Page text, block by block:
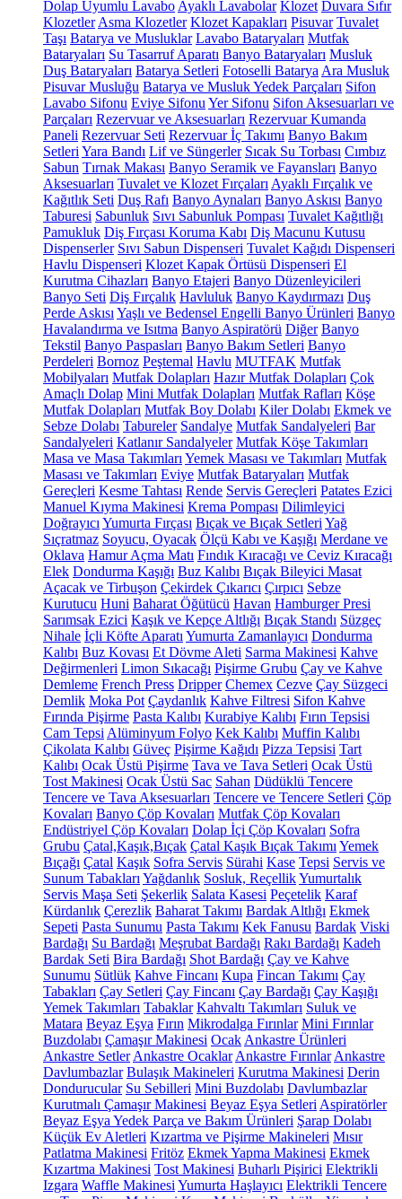
Dolap Uyumlu Lavabo Ayaklı Lavabolar Klozet Duvara Sıfır
Klozetler Asma Klozetler Klozet Kapakları Pisuvar Tuvalet
Taşı Batarya ve Musluklar Lavabo Bataryaları Mutfak
Bataryaları Su Tasarruf Aparatı Banyo Bataryaları Musluk
Duş Bataryaları Batarya Setleri Fotoselli Batarya Ara Musluk
Pisuvar Musluğu Batarya ve Musluk Yedek Parçaları Sifon
Lavabo Sifonu Eviye Sifonu Yer Sifonu Sifon Aksesuarları ve
Parçaları Rezervuar ve Aksesuarları Rezervuar Kumanda
Paneli Rezervuar Seti Rezervuar İç Takımı Banyo Bakım
Setleri Yara Bandı Lif ve Süngerler Sıcak Su Torbası Cımbız
Sabun Tırnak Makası Banyo Seramik ve Fayansları Banyo
Aksesuarları Tuvalet ve Klozet Fırçaları Ayaklı Fırçalık ve
Kağıtlık Seti Duş Rafı Banyo Aynaları Banyo Askısı Banyo
Taburesi Sabunluk Sıvı Sabunluk Pompası Tuvalet Kağıtlığı
Pamukluk Diş Fırçası Koruma Kabı Diş Macunu Kutusu
Dispenserler Sıvı Sabun Dispenseri Tuvalet Kağıdı Dispenseri
Havlu Dispenseri Klozet Kapak Örtüsü Dispenseri El
Kurutma Cihazları Banyo Etajeri Banyo Düzenleyicileri
Banyo Seti Diş Fırçalık Havluluk Banyo Kaydırmazı Duş
Perde Askısı Yaşlı ve Bedensel Engelli Banyo Ürünleri Banyo
Havalandırma ve Isıtma Banyo Aspiratörü Diğer Banyo
Tekstil Banyo Paspasları Banyo Bakım Setleri Banyo
Perdeleri Bornoz Peştemal Havlu MUTFAK Mutfak
Mobilyaları Mutfak Dolapları Hazır Mutfak Dolapları Çok
Amaçlı Dolap Mini Mutfak Dolapları Mutfak Rafları Köşe
Mutfak Dolapları Mutfak Boy Dolabı Kiler Dolabı Ekmek ve
Sebze Dolabı Tabureler Sandalye Mutfak Sandalyeleri Bar
Sandalyeleri Katlanır Sandalyeler Mutfak Köşe Takımları
Masa ve Masa Takımları Yemek Masası ve Takımları Mutfak
Masası ve Takımları Eviye Mutfak Bataryaları Mutfak
Gereçleri Kesme Tahtası Rende Servis Gereçleri Patates Ezici
Manuel Kıyma Makinesi Krema Pompası Dilimleyici
Doğrayıcı Yumurta Fırçası Bıçak ve Bıçak Setleri Yağ
Sıçratmaz Soyucu, Oyacak Ölçü Kabı ve Kaşığı Merdane ve
Oklava Hamur Açma Matı Fındık Kıracağı ve Ceviz Kıracağı
Elek Dondurma Kaşığı Buz Kalıbı Bıçak Bileyici Masat
Açacak ve Tirbuşon Çekirdek Çıkarıcı Çırpıcı Sebze
Kurutucu Huni Baharat Öğütücü Havan Hamburger Presi
Sarımsak Ezici Kaşık ve Kepçe Altlığı Bıçak Standı Süzgeç
Nihale İçli Köfte Aparatı Yumurta Zamanlayıcı Dondurma
Kalıbı Buz Kovası Et Dövme Aleti Sarma Makinesi Kahve
Değirmenleri Limon Sıkacağı Pişirme Grubu Çay ve Kahve
Demleme French Press Dripper Chemex Cezve Çay Süzgeci
Demlik Moka Pot Çaydanlık Kahve Filtresi Sifon Kahve
Fırında Pişirme Pasta Kalıbı Kurabiye Kalıbı Fırın Tepsisi
Cam Tepsi Alüminyum Folyo Kek Kalıbı Muffin Kalıbı
Çikolata Kalıbı Güveç Pişirme Kağıdı Pizza Tepsisi Tart
Kalıbı Ocak Üstü Pişirme Tava ve Tava Setleri Ocak Üstü
Tost Makinesi Ocak Üstü Sac Sahan Düdüklü Tencere
Tencere ve Tava Aksesuarları Tencere ve Tencere Setleri Çöp
Kovaları Banyo Çöp Kovaları Mutfak Çöp Kovaları
Endüstriyel Çöp Kovaları Dolap İçi Çöp Kovaları Sofra
Grubu Çatal,Kaşık,Bıçak Çatal Kaşık Bıçak Takımı Yemek
Bıçağı Çatal Kaşık Sofra Servis Sürahi Kase Tepsi Servis ve
Sunum Tabakları Yağdanlık Sosluk, ReçellikYumurtalık
Servis Maşa Seti Şekerlik Salata Kasesi Peçetelik Karaf
Kürdanlık Çerezlik Baharat Takımı Bardak Altlığı Ekmek
Sepeti Pasta Sunumu Pasta Takımı Kek Fanusu Bardak Viski
Bardağı Su Bardağı Meşrubat Bardağı Rakı Bardağı Kadeh
Bardak Seti Bira Bardağı Shot Bardağı Çay ve Kahve
Sunumu Sütlük Kahve Fincanı Kupa Fincan Takımı Çay
Tabakları Çay Setleri Çay Fincanı Çay Bardağı Çay Kaşığı
Yemek Takımları Tabaklar Kahvaltı Takımları Suluk ve
Matara Beyaz Eşya Fırın Mikrodalga Fırınlar Mini Fırınlar
Buzdolabı Çamaşır Makinesi Ocak Ankastre Ürünleri
Ankastre Setler Ankastre Ocaklar Ankastre Fırınlar Ankastre
Davlumbazlar Bulaşık Makineleri Kurutma Makinesi Derin
Dondurucular Su Sebilleri Mini Buzdolabı Davlumbazlar
Kurutmalı Çamaşır Makinesi Beyaz Eşya Setleri Aspiratörler
Beyaz Eşya Yedek Parça ve Bakım Ürünleri Şarap Dolabı
Küçük Ev Aletleri Kızartma ve Pişirme Makineleri Mısır
Patlatma Makinesi Fritöz Ekmek Yapma Makinesi Ekmek
Kızartma Makinesi Tost Makinesi Buharlı Pişirici Elektrikli
Izgara Waffle Makinesi Yumurta Haşlayıcı Elektrikli Tencere